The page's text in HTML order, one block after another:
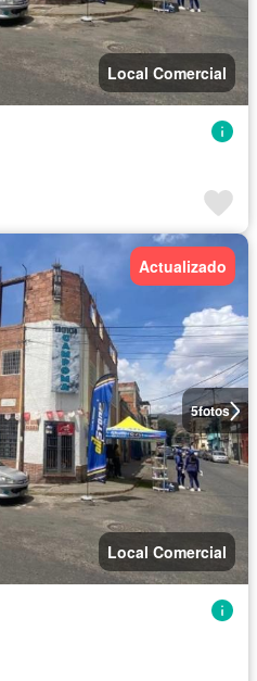
Local Comercial
5fotos
Actualizado
Local Comercial